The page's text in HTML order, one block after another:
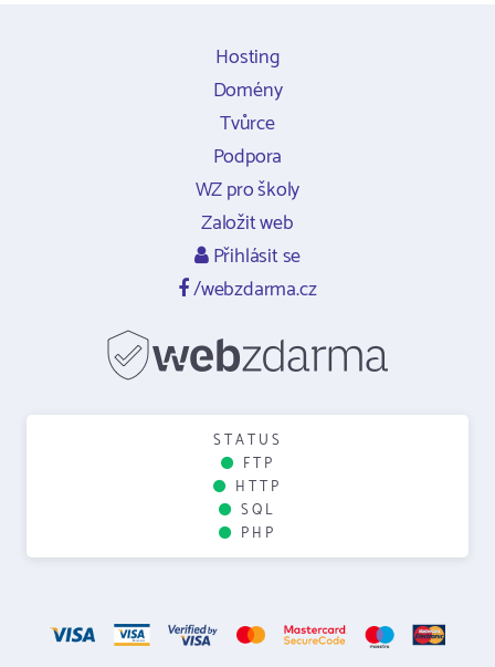
Hosting
Domény
Tvůrce
Podpora
WZ pro školy
Založit web
Přihlásit se
/webzdarma.cz
STATUS
FTP
HTTP
SQL
PHP